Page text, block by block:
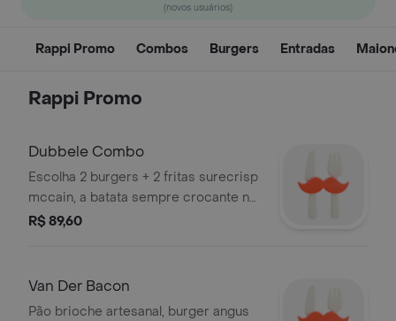
(novos usuários)
Rappi Promo Combos Burgers Entradas
Rappi Promo
Dubbele Combo
Escolha 2 burgers + 2 fritas surecrisp
mccain, a batata sempre crocante no
delivery
R$ 89,60
Van Der Bacon
Pão brioche artesanal, burger angus